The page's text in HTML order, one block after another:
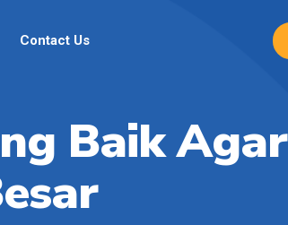
Contact Us
Baik Agar